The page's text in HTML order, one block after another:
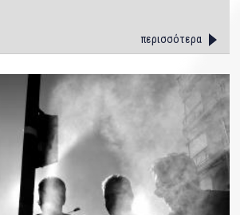
περισσότερα